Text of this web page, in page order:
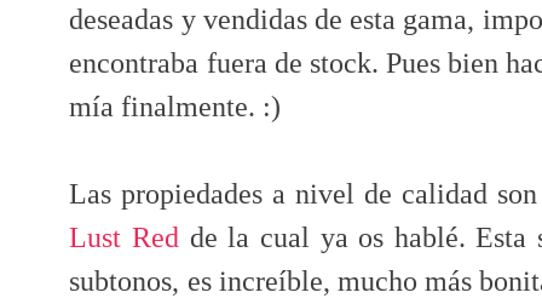
deseadas y vendidas de esta gama,
encontraba fuera de stock. Pues bien
mía finalmente. :)
Las propiedades a nivel de calidad
Lust Red de la cual ya os hablé.
subtonos, es increíble, mucho más